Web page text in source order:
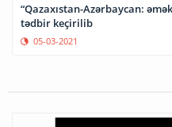
“Qazaxıstan-Azərbaycan:
tədbir keçirilib
05-03-2021